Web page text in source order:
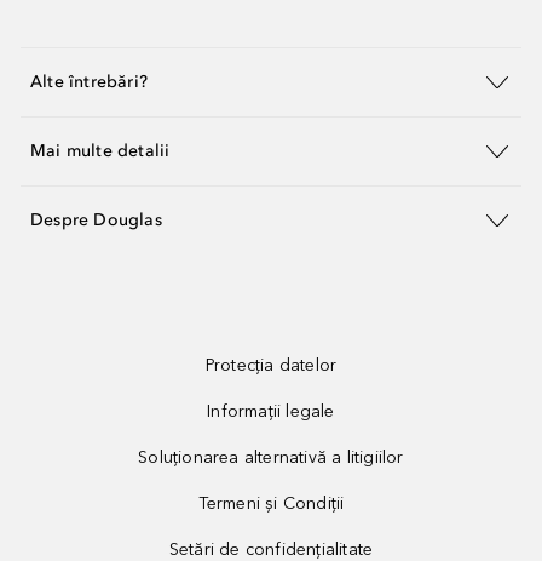
Alte întrebări?
Mai multe detalii
Despre Douglas
Protecția datelor
Informații legale
Soluționarea alternativă a litigiilor
Termeni și Condiții
Setări de confidențialitate